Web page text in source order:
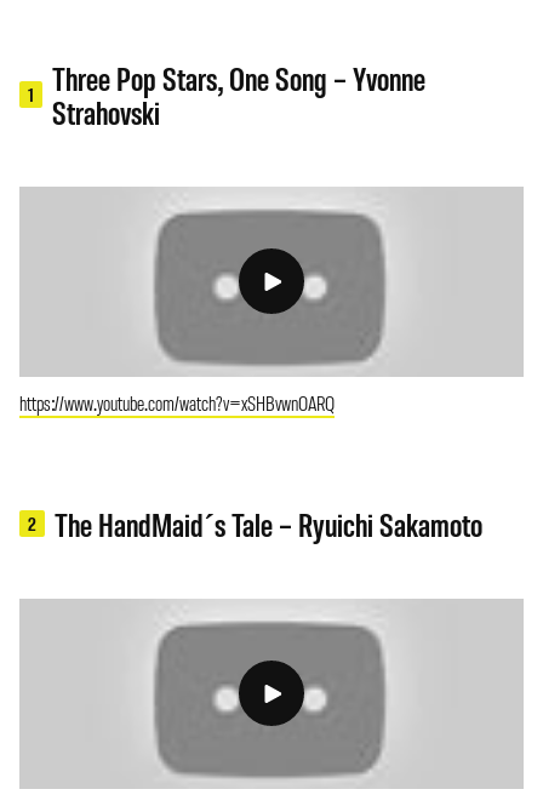
1
Three Pop Stars, One Song – Yvonne
Strahovski
https://www.youtube.com/watch?v=xSHBvwnOARQ
2 The HandMaid´s Tale – Ryuichi Sakamoto